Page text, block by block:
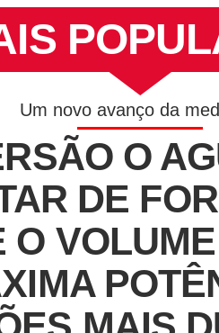
Um novo avanço da
O
DE
O